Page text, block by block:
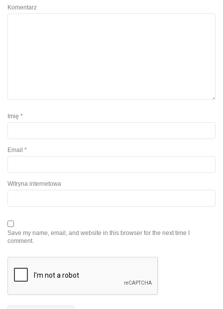
Komentarz
Imię *
Email *
Witryna internetowa
Save my name, email, and website in this browser for the next time I
comment.